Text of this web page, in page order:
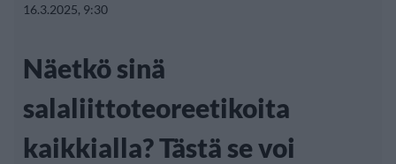
16.3.2025, 9:30
Näetkö sinä
salaliittoteoreetikoita
kaikkialla? Tästä se voi